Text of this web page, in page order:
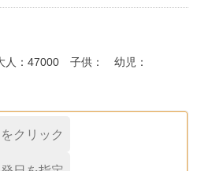
人：47000 子供： 幼児：